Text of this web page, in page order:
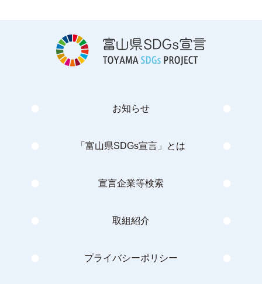
お知らせ
「富山県SDGs宣言」とは
宣言企業等検索
取組紹介
プライバシーポリシー